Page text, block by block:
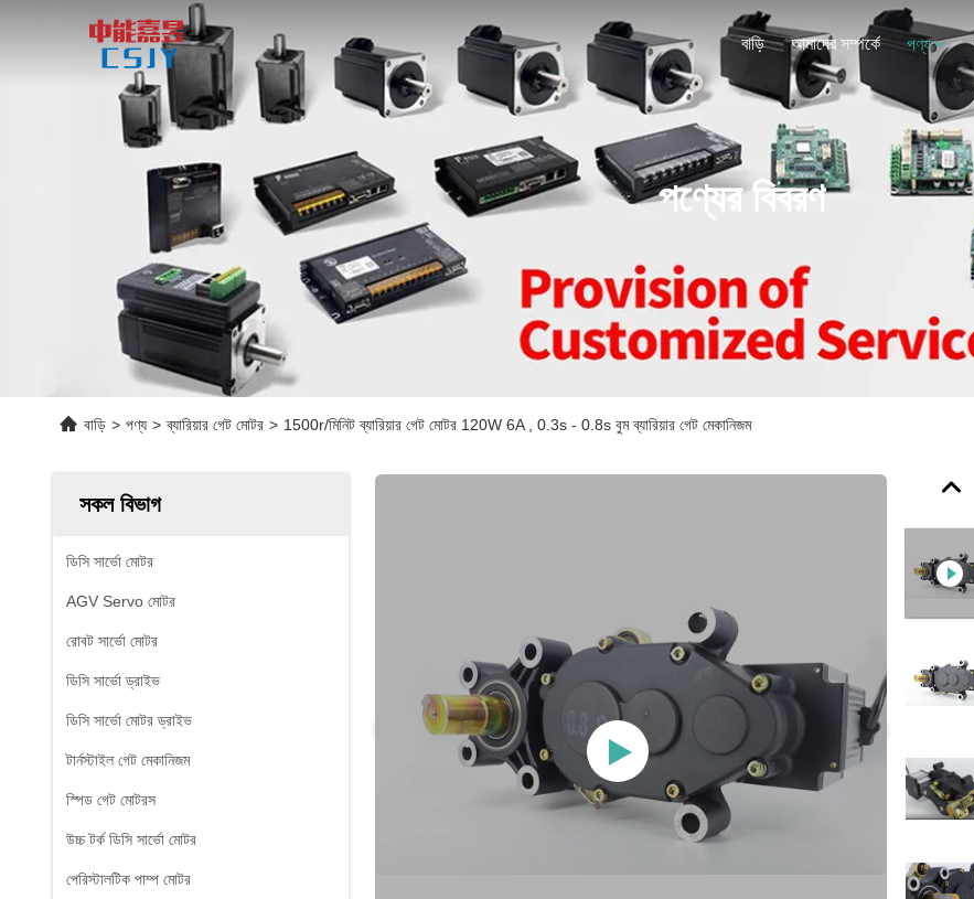
বাড়ি আমাদের সম্পর্কে পণ্য
পণ্যের বিবরণ
বাড়ি > পণ্য > ব্যারিয়ার গেট মোটর > 1500r/মিনিট ব্যারিয়ার গেট মোটর 120W 6A , 0.3s - 0.8s বুম ব্যারিয়ার গেট মেকানিজম
সকল বিভাগ
ডিসি সার্ভো মোটর
AGV Servo মোটর
রোবট সার্ভো মোটর
ডিসি সার্ভো ড্রাইভ
ডিসি সার্ভো মোটর ড্রাইভ
টার্নস্টাইল গেট মেকানিজম
স্পিড গেট মোটরস
উচ্চ টর্ক ডিসি সার্ভো মোটর
পেরিস্টালটিক পাম্প মোটর